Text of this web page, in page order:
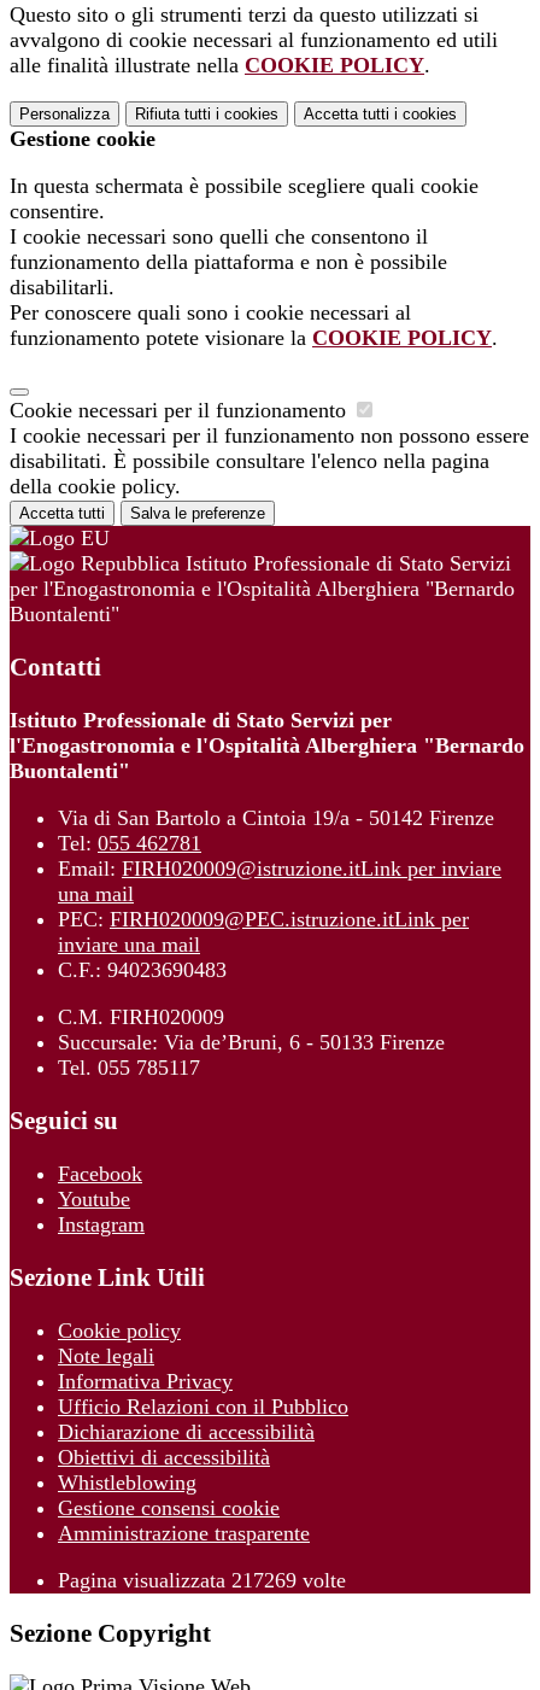
Questo sito o gli strumenti terzi da questo utilizzati si
avvalgono di cookie necessari al funzionamento ed utili
alle finalità illustrate nella COOKIE POLICY.
Personalizza Rifiuta tutti i cookies Accetta tutti i cookies
Gestione cookie
In questa schermata è possibile scegliere quali cookie
consentire.
I cookie necessari sono quelli che consentono il
funzionamento della piattaforma e non è possibile
disabilitarli.
Per conoscere quali sono i cookie necessari al
funzionamento potete visionare la COOKIE POLICY.
Cookie necessari per il funzionamento
I cookie necessari per il funzionamento non possono essere
disabilitati. È possibile consultare l'elenco nella pagina
della cookie policy.
Accetta tutti Salva le preferenze
Istituto Professionale di Stato Servizi
per l'Enogastronomia e l'Ospitalità Alberghiera "Bernardo
Buontalenti"
Contatti
Istituto Professionale di Stato Servizi per
l'Enogastronomia e l'Ospitalità Alberghiera "Bernardo
Buontalenti"
Via di San Bartolo a Cintoia 19/a - 50142 Firenze
Tel: 055 462781
Email: FIRH020009@istruzione.itLink per inviare
una mail
PEC: FIRH020009@PEC.istruzione.itLink per
inviare una mail
C.F.: 94023690483
C.M. FIRH020009
Succursale: Via de’Bruni, 6 - 50133 Firenze
Tel. 055 785117
Seguici su
Facebook
Youtube
Instagram
Sezione Link Utili
Cookie policy
Note legali
Informativa Privacy
Ufficio Relazioni con il Pubblico
Dichiarazione di accessibilità
Obiettivi di accessibilità
Whistleblowing
Gestione consensi cookie
Amministrazione trasparente
Pagina visualizzata 217269 volte
Sezione Copyright